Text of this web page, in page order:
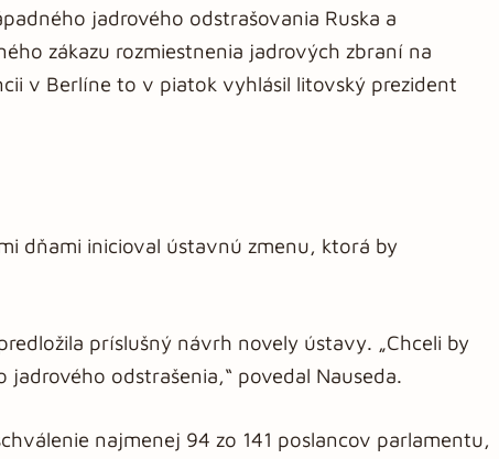
jadrového odstrašovania Ruska a
zákazu rozmiestnenia jadrových zbraní na
v Berlíne to v piatok vyhlásil litovský prezident
dňami inicioval ústavnú zmenu, ktorá by
príslušný návrh novely ústavy. „Chceli by
odstrašenia,“ povedal Nauseda.
najmenej 94 zo 141 poslancov parlamentu,